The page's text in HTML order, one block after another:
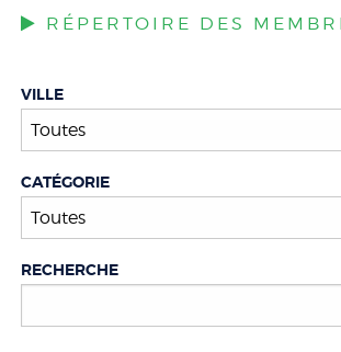
RÉPERTOIRE DES
VILLE
CATÉGORIE
RECHERCHE